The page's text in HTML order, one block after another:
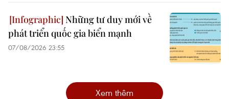
Những tư duy mới về
phát triển quốc gia biển mạnh
07/08/2026 23:55
Xem thêm